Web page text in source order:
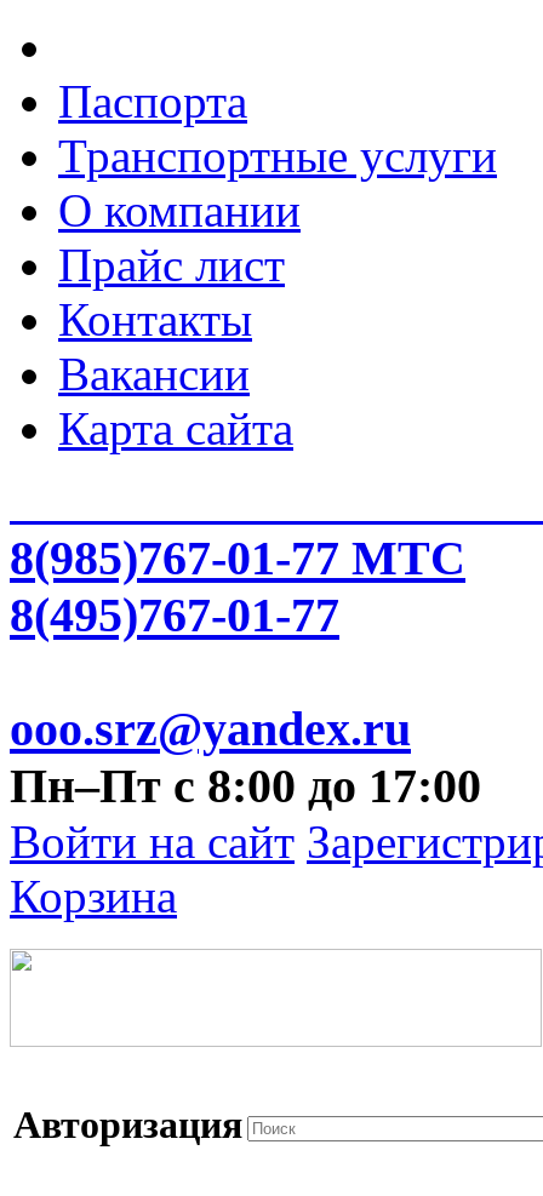
Паспорта
Транспортные услуги
О компании
Прайс лист
Контакты
Вакансии
Карта сайта
8(985)767-01-77 МТС
8(495)767-01-77
ooo.srz@yandex.ru
Пн–Пт с 8:00 до 17:00
Войти на сайт
Корзина
Авторизация